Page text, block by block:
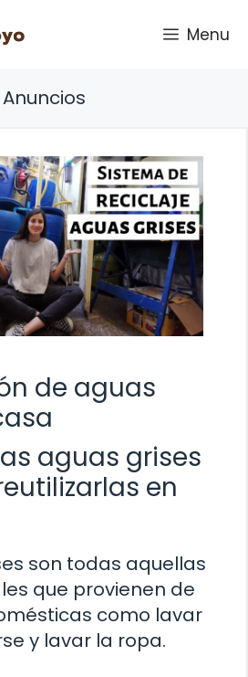
Menu
Anuncios
de aguas
aguas grises
en
son todas aquellas
que provienen de
como lavar
y lavar la ropa.